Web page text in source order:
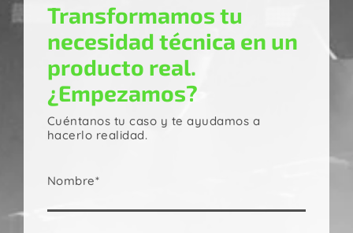
Transformamos tu
necesidad técnica en un
producto real.
¿Empezamos?
Cuéntanos tu caso y te ayudamos a
hacerlo realidad.
Nombre*